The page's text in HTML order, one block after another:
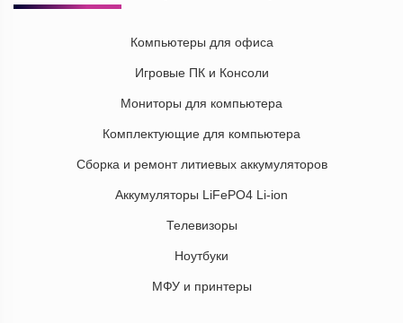
Компьютеры для офиса
Игровые ПК и Консоли
Мониторы для компьютера
Комплектующие для компьютера
Сборка и ремонт литиевых аккумуляторов
Аккумуляторы LiFePO4 Li-ion
Телевизоры
Ноутбуки
МФУ и принтеры